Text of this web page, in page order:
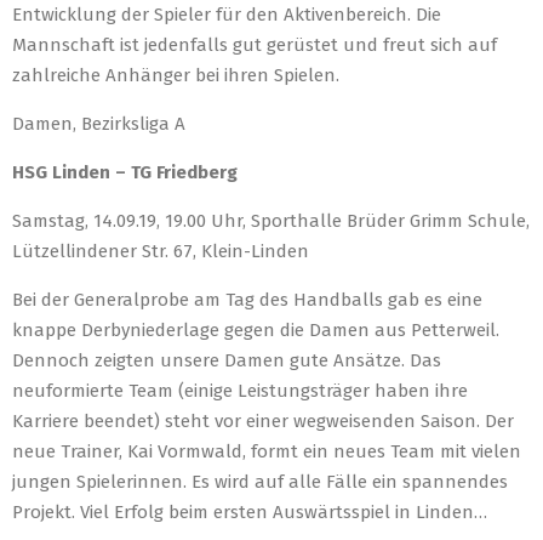
Entwicklung der Spieler für den Aktivenbereich. Die
Mannschaft ist jedenfalls gut gerüstet und freut sich auf
zahlreiche Anhänger bei ihren Spielen.
Damen, Bezirksliga A
HSG Linden – TG Friedberg
Samstag, 14.09.19, 19.00 Uhr, Sporthalle Brüder Grimm Schule,
Lützellindener Str. 67, Klein-Linden
Bei der Generalprobe am Tag des Handballs gab es eine
knappe Derbyniederlage gegen die Damen aus Petterweil.
Dennoch zeigten unsere Damen gute Ansätze. Das
neuformierte Team (einige Leistungsträger haben ihre
Karriere beendet) steht vor einer wegweisenden Saison. Der
neue Trainer, Kai Vormwald, formt ein neues Team mit vielen
jungen Spielerinnen. Es wird auf alle Fälle ein spannendes
Projekt. Viel Erfolg beim ersten Auswärtsspiel in Linden…